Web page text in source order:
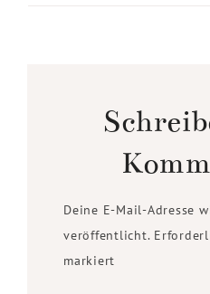
Deine E-Mail-Adresse
veröffentlicht.
markiert